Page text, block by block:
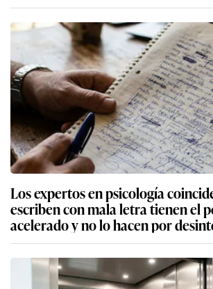
Los expertos en psicología
escriben con mala letra tienen el
acelerado y no lo hacen por